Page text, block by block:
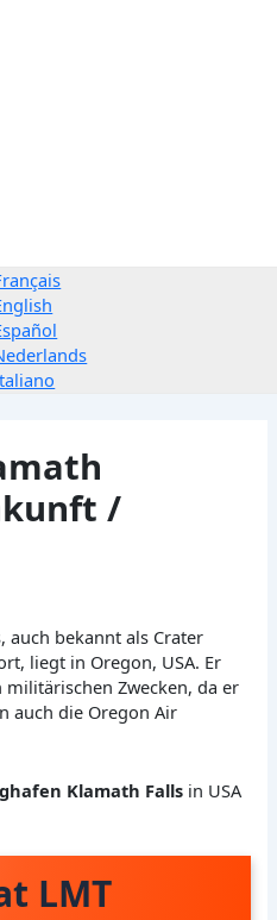
/
auch bekannt als Crater
liegt in Oregon, USA. Er
Zwecken, da er
auch die Oregon Air
Klamath Falls in USA
LMT